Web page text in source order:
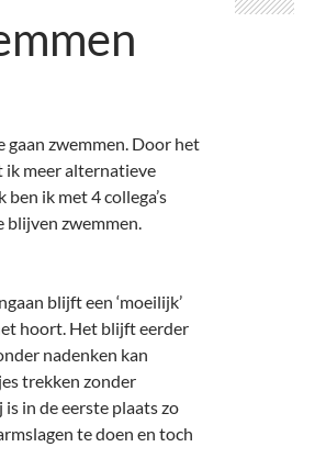
gaan zwemmen. Door het
ik meer alternatieve
ik met 4 collega’s
blijven zwemmen.
blijft een ‘moeilijk’
hoort. Het blijft eerder
nadenken kan
trekken zonder
in de eerste plaats zo
te doen en toch